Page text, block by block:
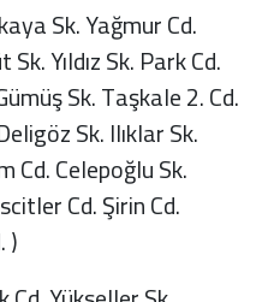
Sk. Yağmur Cd.
Yıldız Sk. Park Cd.
Sk. Taşkale 2. Cd.
Sk. Ilıklar Sk.
Cd. Celepoğlu Sk.
Cd. Şirin Cd.
)